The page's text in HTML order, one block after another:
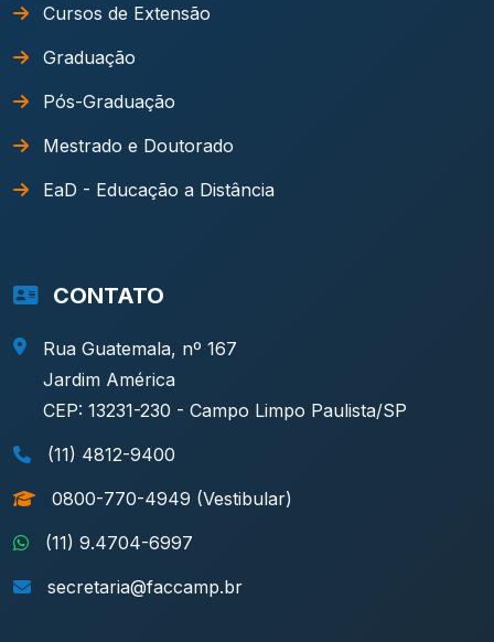
Cursos de Extensão
Graduação
Pós-Graduação
Mestrado e Doutorado
EaD - Educação a Distância
CONTATO
Rua Guatemala, nº 167
Jardim América
CEP: 13231-230 - Campo Limpo Paulista/SP
(11) 4812-9400
0800-770-4949 (Vestibular)
(11) 9.4704-6997
secretaria@faccamp.br